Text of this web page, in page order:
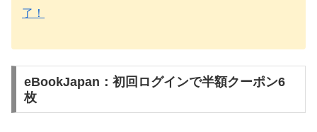
了！
eBookJapan：初回ログインで半額クーポン6
枚